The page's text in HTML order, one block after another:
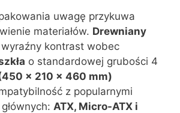
uwagę przykuwa
materiałów. Drewniany
kontrast wobec
o standardowej grubości 4
x 210 x 460 mm)
z popularnymi
ATX, Micro-ATX i